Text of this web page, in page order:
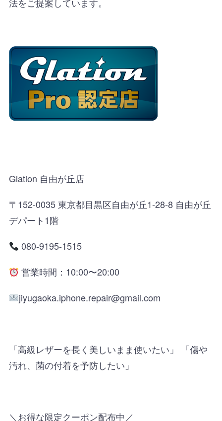
Glation 自由が丘店
〒152-0035 東京都目黒区自由が丘1-28-8 自由が丘
デパート1階
080-9195-1515
営業時間：10:00〜20:00
jiyugaoka.iphone.repair@gmail.com
「高級レザーを長く美しいまま使いたい」 「傷や
汚れ、菌の付着を予防したい」
＼お得な限定クーポン配布中／